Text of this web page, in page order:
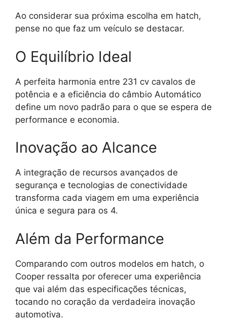
Ao considerar sua próxima escolha em hatch,
pense no que faz um veículo se destacar.
O Equilíbrio Ideal
A perfeita harmonia entre 231 cv cavalos de
potência e a eficiência do câmbio Automático
define um novo padrão para o que se espera de
performance e economia.
Inovação ao Alcance
A integração de recursos avançados de
segurança e tecnologias de conectividade
transforma cada viagem em uma experiência
única e segura para os 4.
Além da Performance
Comparando com outros modelos em hatch, o
Cooper ressalta por oferecer uma experiência
que vai além das especificações técnicas,
tocando no coração da verdadeira inovação
automotiva.